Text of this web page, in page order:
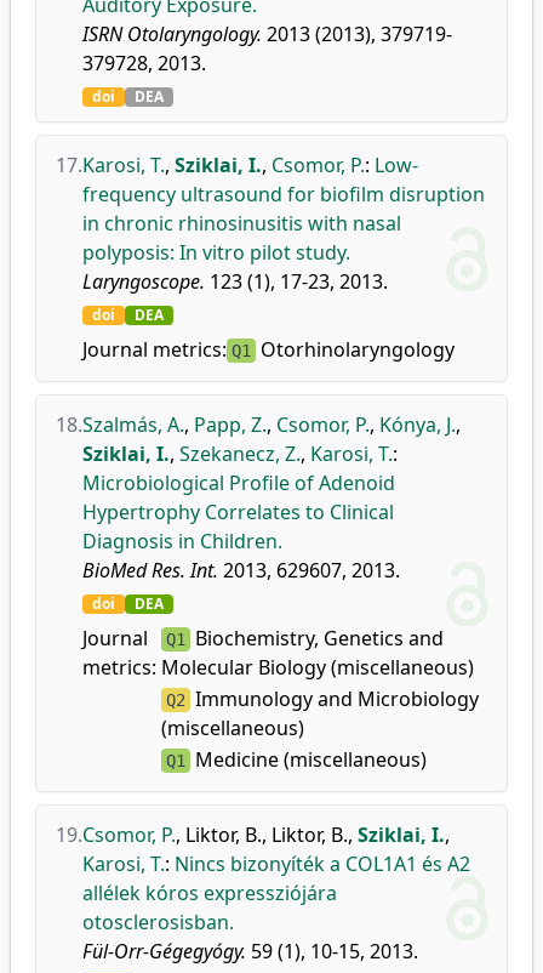
ISRN Otolaryngology. 2013 (2013), 379719-
379728, 2013.
doi DEA
17.Karosi, T., Sziklai, I., Csomor, P.: Low-
frequency ultrasound for biofilm disruption
in chronic rhinosinusitis with nasal
polyposis: In vitro pilot study.
Laryngoscope. 123 (1), 17-23, 2013.
doi DEA
Journal metrics: Q1 Otorhinolaryngology
18.Szalmás, A., Papp, Z., Csomor, P., Kónya, J.,
Sziklai, I., Szekanecz, Z., Karosi, T.:
Microbiological Profile of Adenoid
Hypertrophy Correlates to Clinical
Diagnosis in Children.
BioMed Res. Int. 2013, 629607, 2013.
doi DEA
Journal
metrics:
Q1 Biochemistry, Genetics and
Molecular Biology (miscellaneous)
Q2 Immunology and Microbiology
(miscellaneous)
Q1 Medicine (miscellaneous)
19.Csomor, P., Liktor, B., Liktor, B., Sziklai, I.,
Karosi, T.: Nincs bizonyíték a COL1A1 és A2
allélek kóros expressziójára
otosclerosisban.
Fül-Orr-Gégegyógy. 59 (1), 10-15, 2013.